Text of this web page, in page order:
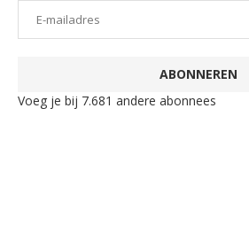
ABONNEREN
Voeg je bij 7.681 andere abonnees